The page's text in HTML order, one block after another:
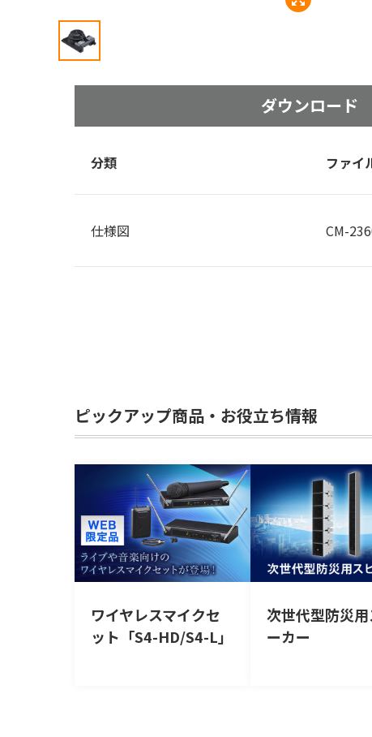
ダウンロード
分類 ファイ
仕様図 CM-
ピックアップ商品・お役立ち情報
ワイヤレスマイクセ
ット「S4-HD/S4-L」
次世代型防災
ーカー